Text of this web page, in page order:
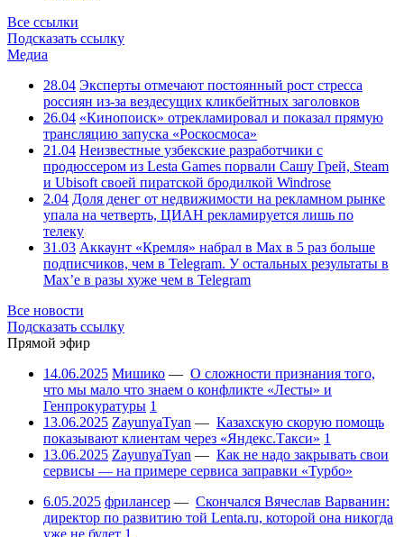
Все ссылки
Подсказать ссылку
Медиа
28.04 Эксперты отмечают постоянный рост стресса
россиян из-за вездесущих кликбейтных заголовков
26.04 «Кинопоиск» отрекламировал и показал прямую
трансляцию запуска «Роскосмоса»
21.04 Неизвестные узбекские разработчики с
продюссером из Lesta Games порвали Сашу Грей, Steam
и Ubisoft своей пиратской бродилкой Windrose
2.04 Доля денег от недвижимости на рекламном рынке
упала на четверть, ЦИАН рекламируется лишь по
телеку
31.03 Аккаунт «Кремля» набрал в Max в 5 раз больше
подписчиков, чем в Telegram. У остальных результаты в
Max’е в разы хуже чем в Telegram
Все новости
Подсказать ссылку
Прямой эфир
14.06.2025 Мишико — О сложности признания того,
что мы мало что знаем о конфликте «Лесты» и
Генпрокуратуры 1
13.06.2025 ZayunyaTyan — Казахскую скорую помощь
показывают клиентам через «Яндекс.Такси» 1
13.06.2025 ZayunyaTyan — Как не надо закрывать свои
сервисы — на примере сервиса заправки «Турбо»
6.05.2025 фрилансер — Скончался Вячеслав Варванин:
директор по развитию той Lenta.ru, которой она никогда
уже не будет 1